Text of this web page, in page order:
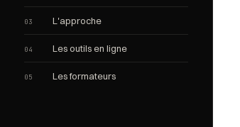
03 L'approche
04 Les outils en ligne
05 Les formateurs